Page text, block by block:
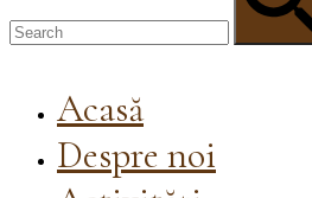
Acasă
Despre noi